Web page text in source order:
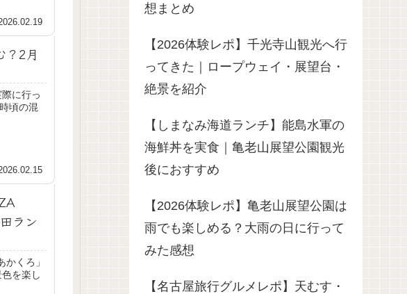
？2月
に行っ
頃の混
ラン
くろ」
を楽し
想まとめ
【2026体験レポ】千光寺山観光へ行
ってきた｜ロープウェイ・展望台・
絶景を紹介
【しまなみ海道ランチ】能島水軍の
海鮮丼を実食｜亀老山展望公園観光
後におすすめ
【2026体験レポ】亀老山展望公園は
雨でも楽しめる？大雨の日に行って
みた感想
【名古屋旅行グルメレポ】天むす・